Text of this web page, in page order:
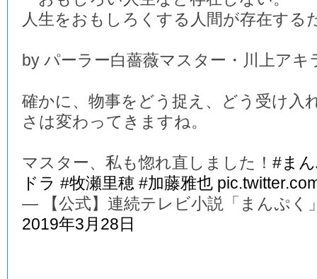
人生をおもしろくする人間が存在する
by パーラー白薔薇マスター・川上アキ
確かに、物事をどう捉え、どう受け入
さは変わってきますね。
マスター、私も惚れ直しました！ #ま
ドラ #牧瀬里穂 #加藤雅也
— 【公式】連続テレビ小説「まんぷく
2019年3月28日